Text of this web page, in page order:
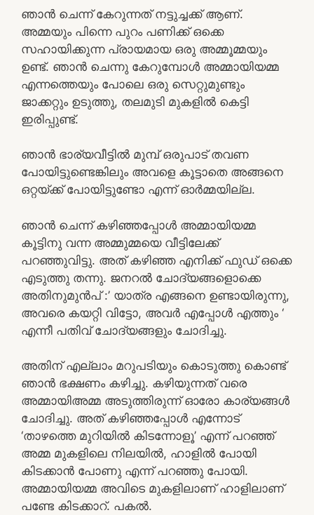
ഞാൻ ചെന്ന് കേറുന്നത് നട്ടുച്ചക്ക് ആണ്.
അമ്മയും പിന്നെ പുറം പണിക്ക് ഒക്കെ
സഹായിക്കുന്ന പ്രായമായ ഒരു അമ്മൂമ്മയും
ഉണ്ട്. ഞാൻ ചെന്നു കേറുമ്പോൾ അമ്മായിയമ്മ
എന്നത്തെയും പോലെ ഒരു സെറ്റുമുണ്ടും
ജാക്കറ്റും ഉടുത്തു, തലമുടി മുകളിൽ കെട്ടി
ഇരിപ്പുണ്ട്.
ഞാൻ ഭാര്യവീട്ടിൽ മുമ്പ് ഒരുപാട് തവണ
പോയിട്ടുണ്ടെങ്കിലും അവളെ കൂട്ടാതെ അങ്ങനെ
ഒറ്റയ്ക്ക് പോയിട്ടുണ്ടോ എന്ന് ഓർമ്മയില്ല.
ഞാൻ ചെന്ന് കഴിഞ്ഞപ്പോൾ അമ്മായിയമ്മ
കൂട്ടിനു വന്ന അമ്മുമ്മയെ വീട്ടിലേക്ക്
പറഞ്ഞുവിട്ടു. അത് കഴിഞ്ഞ എനിക്ക് ഫുഡ് ഒക്കെ
എടുത്തു തന്നു. ജനറൽ ചോദ്യങ്ങളൊക്കെ
അതിനുമുൻപ് :’ യാത്ര എങ്ങനെ ഉണ്ടായിരുന്നു,
അവരെ കയറ്റി വിട്ടോ, അവർ എപ്പോൾ എത്തും ‘
എന്നീ പതിവ് ചോദ്യങ്ങളും ചോദിച്ചു.
അതിന് എല്ലാം മറുപടിയും കൊടുത്തു കൊണ്ട്
ഞാൻ ഭക്ഷണം കഴിച്ചു. കഴിയുന്നത് വരെ
അമ്മായിഅമ്മ അടുത്തിരുന്ന് ഓരോ കാര്യങ്ങൾ
ചോദിച്ചു. അത് കഴിഞ്ഞപ്പോൾ എന്നോട്
‘താഴത്തെ മുറിയിൽ കിടന്നോളൂ’ എന്ന് പറഞ്ഞ്
അമ്മ മുകളിലെ നിലയിൽ, ഹാളിൽ പോയി
കിടക്കാൻ പോണു എന്ന് പറഞ്ഞു പോയി.
അമ്മായിയമ്മ അവിടെ മുകളിലാണ് ഹാളിലാണ്
പണ്ടേ കിടക്കാറ്. പകൽ.